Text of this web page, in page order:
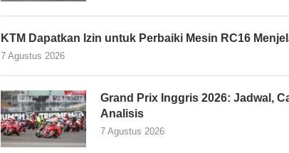
KTM Dapatkan Izin untuk Perbaiki Mesin RC16
7 Agustus 2026
Grand Prix Inggris 2026: Jadwal,
Analisis
7 Agustus 2026